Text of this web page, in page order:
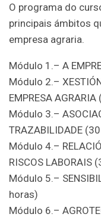
O programa do
principais ámbitos
empresa agraria.
Módulo 1.– A
Módulo 2.–
EMPRESA
Módulo 3.–
TRAZABILIDADE
Módulo 4.–
RISCOS LABORAIS
Módulo 5.–
horas)
Módulo 6.–